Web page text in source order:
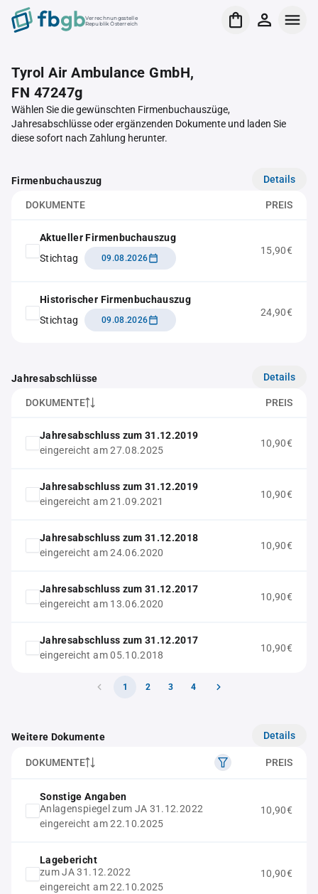
Verrechnungsstelle
Republik Österreich
Tyrol Air Ambulance GmbH,
FN 47247g
Wählen Sie die gewünschten Firmenbuchauszüge,
Jahresabschlüsse oder ergänzenden Dokumente und laden Sie
diese sofort nach Zahlung herunter.
Firmenbuchauszug Details
DOKUMENTE PREIS
Aktueller Firmenbuchauszug
Stichtag
09.08.2026
15,90€
Historischer Firmenbuchauszug
Stichtag
09.08.2026
24,90€
Jahresabschlüsse Details
DOKUMENTE PREIS
Jahresabschluss zum 31.12.2019
eingereicht am 27.08.2025
10,90€
Jahresabschluss zum 31.12.2019
eingereicht am 21.09.2021
10,90€
Jahresabschluss zum 31.12.2018
eingereicht am 24.06.2020
10,90€
Jahresabschluss zum 31.12.2017
eingereicht am 13.06.2020
10,90€
Jahresabschluss zum 31.12.2017
eingereicht am 05.10.2018
10,90€
1 2 3 4
Weitere Dokumente Details
DOKUMENTE PREIS
Sonstige Angaben
Anlagenspiegel zum JA 31.12.2022
eingereicht am 22.10.2025
10,90€
Lagebericht
zum JA 31.12.2022
eingereicht am 22.10.2025
10,90€